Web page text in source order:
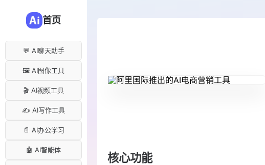
首页
💬 AI聊天助手
🖼️ AI图像工具
🎬 AI视频工具
✍️ AI写作工具
📄 AI办公学习
🤖 AI智能体
核心功能